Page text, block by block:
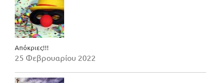
Απόκριες!!!
25 Φεβρουαρίου 2022